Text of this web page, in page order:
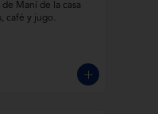
de Maní de la casa
café y jugo.